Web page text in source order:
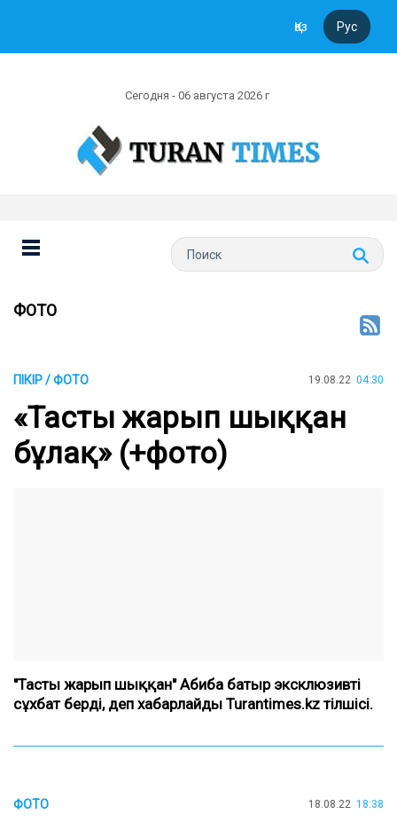
Қаз Рус
Сегодня - 06 августа 2026 г
ФОТО
ПІКІР / ФОТО 19.08.22 04:30
«Тасты жарып шыққан
бұлақ» (+фото)
"Тасты жарып шыққан" Абиба батыр эксклюзивті
сұхбат берді, деп хабарлайды Turantimes.kz тілшісі.
ФОТО 18.08.22 18:38